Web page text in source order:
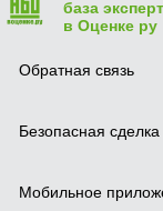
база
в Оценке ру
Обратная связь
Безопасная сделка
Мобильное